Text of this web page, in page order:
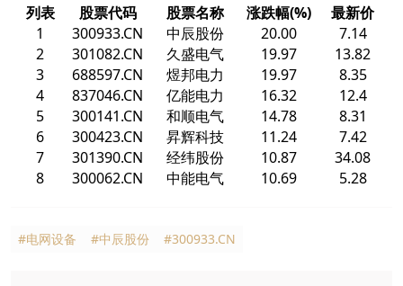
列表
股票代码 股票名称 涨跌幅(%)
最新价
1
300933.CN 中辰股份 20.00
7.14
2
301082.CN 久盛电气 19.97
13.82
3
688597.CN 煜邦电力 19.97
8.35
4
837046.CN 亿能电力 16.32
12.4
5
300141.CN 和顺电气 14.78
8.31
6
300423.CN 昇辉科技 11.24
7.42
7
301390.CN 经纬股份 10.87
34.08
8
300062.CN 中能电气 10.69 5.28
#电网设备 #中辰股份 #300933.CN